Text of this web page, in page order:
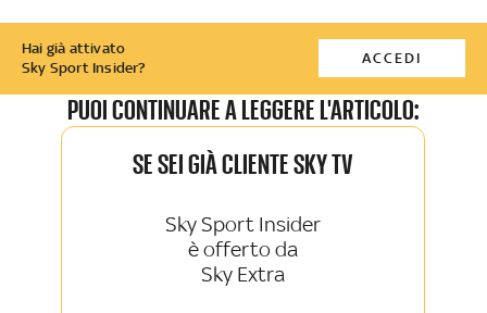
Hai già attivato
Sky Sport Insider?
ACCEDI
PUOI CONTINUARE A LEGGERE L'ARTICOLO:
SE SEI GIÀ CLIENTE SKY TV
Sky Sport Insider
è offerto da
Sky Extra